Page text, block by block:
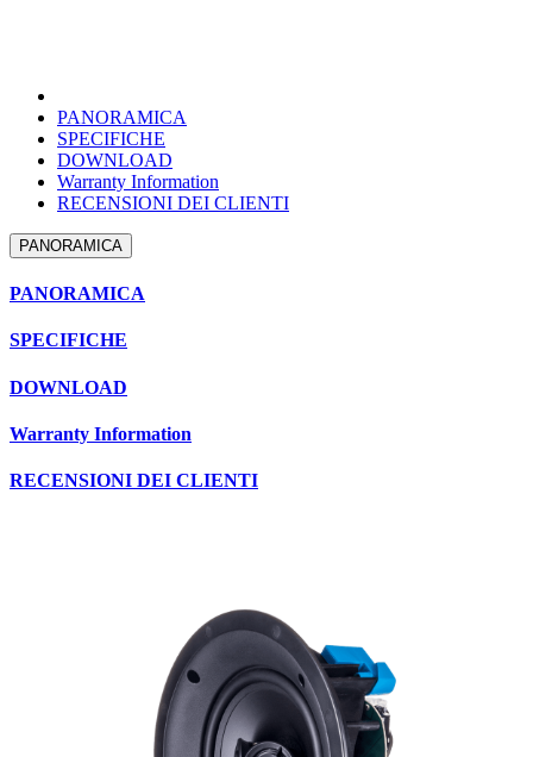
PANORAMICA
SPECIFICHE
DOWNLOAD
Warranty Information
RECENSIONI DEI CLIENTI
PANORAMICA
PANORAMICA
SPECIFICHE
DOWNLOAD
Warranty Information
RECENSIONI DEI CLIENTI